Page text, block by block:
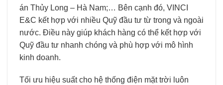
án Thủy Long – Hà Nam;… Bên cạnh đó, VINCI
E&C kết hợp với nhiều Quỹ đầu tư từ trong và ngoài
nước. Điều này giúp khách hàng có thể kết hợp với
Quỹ đầu tư nhanh chóng và phù hợp với mô hình
kinh doanh.
Tối ưu hiệu suất cho hệ thống điện mặt trời luôn